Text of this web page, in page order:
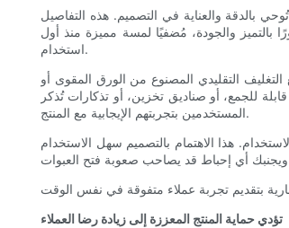
بالدقة والعناية في التصميم. هذه التفاصيل
والجودة، مُضفيًا لمسة مميزة منذ أول
استخدام.
التقليدي المصنوع من الورق المقوى أو
للجمع، أو صناديق تخزين، أو تذكارات تُذكر
المستخدمين بتجربتهم الإيجابية مع المنتج.
هذا الاهتمام بالتصميم سهل الاستخدام
تؤدي حماية المنتج المعززة إلى زيادة رضا العملاء